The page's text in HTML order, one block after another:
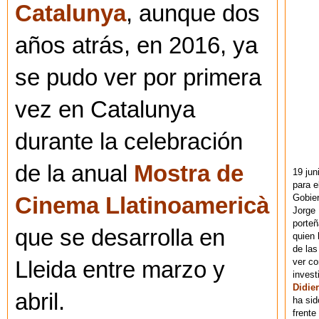
Catalunya, aunque dos
años atrás, en 2016, ya
se pudo ver por primera
vez en Catalunya
durante la celebración
de la anual Mostra de
Cinema Llatinoamericà
que se desarrolla en
Lleida entre marzo y
abril.
19
para
Jorge
quien
de
ver
Didier
ha
frente